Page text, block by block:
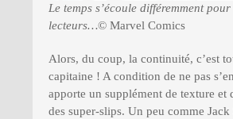
Le temps s’écoule différemment
lecteurs…© Marvel Comics
Alors, du coup, la continuité, c’est
capitaine ! A condition de ne pas
apporte un supplément de texture et
des super-slips. Un peu comme